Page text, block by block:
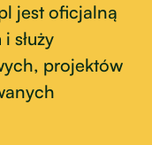
jest oficjalną
służy
projektów